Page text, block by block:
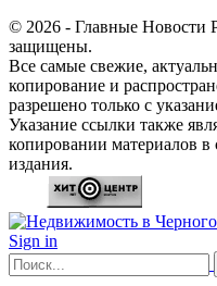
© 2026 - Главные Новости
защищены.
Все самые свежие,
копирование и
разрешено только с
Указание ссылки также
копировании материалов
издания.
Sign in